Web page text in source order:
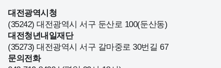
대전광역시청
(35242) 대전광역시 서구 둔산로 100(둔산동)
대전청년내일재단
(35273) 대전광역시 서구 갈마중로 30번길 67
문의전화